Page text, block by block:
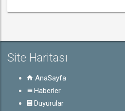
Site Haritası
AnaSayfa
Haberler
Duyurular